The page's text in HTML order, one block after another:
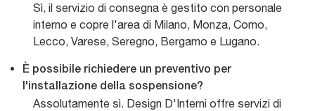
Sì, il servizio di consegna è gestito con personale
interno e copre l'area di Milano, Monza, Como,
Lecco, Varese, Seregno, Bergamo e Lugano.
È possibile richiedere un preventivo per
l'installazione della sospensione?
Assolutamente sì. Design D'Interni offre servizi di